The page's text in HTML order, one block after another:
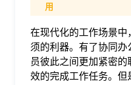
格
用
在现代化的工作场景
须的利器。有了协同
员彼此之间更加紧密
效的完成工作任务。